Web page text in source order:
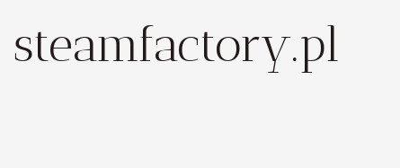
steamfactory.pl